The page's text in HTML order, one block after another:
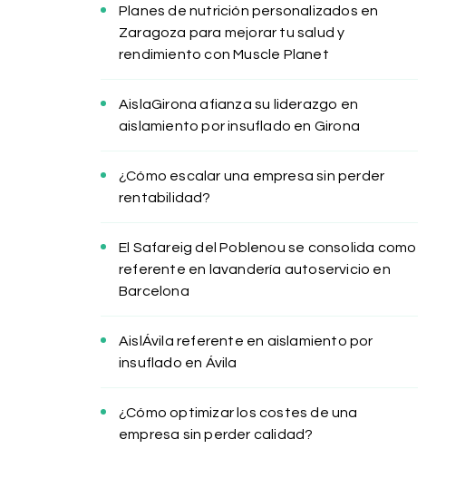
Planes de nutrición personalizados en
Zaragoza para mejorar tu salud y
rendimiento con Muscle Planet
AislaGirona afianza su liderazgo en
aislamiento por insuflado en Girona
¿Cómo escalar una empresa sin perder
rentabilidad?
El Safareig del Poblenou se consolida como
referente en lavandería autoservicio en
Barcelona
AislÁvila referente en aislamiento por
insuflado en Ávila
¿Cómo optimizar los costes de una
empresa sin perder calidad?